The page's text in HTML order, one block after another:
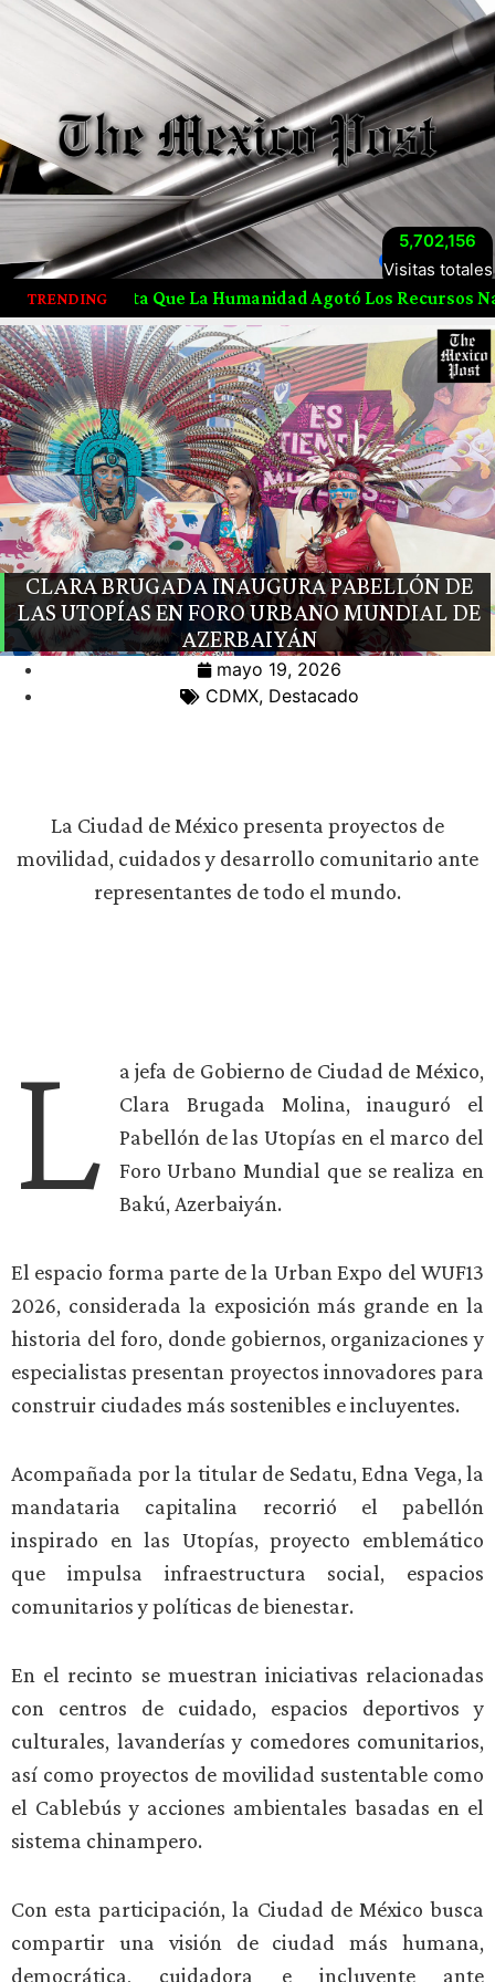
Visitas totales
5,702,156
TRENDING
Que La Humanidad Agotó Los Recursos Naturales De
CLARA BRUGADA INAUGURA PABELLÓN DE
LAS UTOPÍAS EN FORO URBANO MUNDIAL DE
AZERBAIYÁN
mayo 19, 2026
CDMX, Destacado
La Ciudad de México presenta proyectos de
movilidad, cuidados y desarrollo comunitario ante
representantes de todo el mundo.
L
a jefa de Gobierno de Ciudad de México,
Clara Brugada Molina, inauguró el
Pabellón de las Utopías en el marco del
Foro Urbano Mundial que se realiza en
Bakú, Azerbaiyán.
El espacio forma parte de la Urban Expo del WUF13
2026, considerada la exposición más grande en la
historia del foro, donde gobiernos, organizaciones y
especialistas presentan proyectos innovadores para
construir ciudades más sostenibles e incluyentes.
Acompañada por la titular de Sedatu, Edna Vega, la
mandataria capitalina recorrió el pabellón
inspirado en las Utopías, proyecto emblemático
que impulsa infraestructura social, espacios
comunitarios y políticas de bienestar.
En el recinto se muestran iniciativas relacionadas
con centros de cuidado, espacios deportivos y
culturales, lavanderías y comedores comunitarios,
así como proyectos de movilidad sustentable como
el Cablebús y acciones ambientales basadas en el
sistema chinampero.
Con esta participación, la Ciudad de México busca
compartir una visión de ciudad más humana,
democrática, cuidadora e incluyente ante